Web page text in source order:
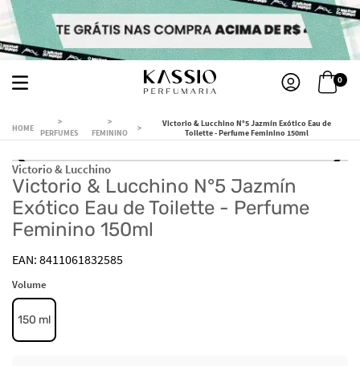
0
PERFUMES FEMININO
Victorio & Lucchino N°5 Jazmín Exótico Eau de
Toilette - Perfume Feminino 150ml
Victorio & Lucchino
Victorio & Lucchino N°5 Jazmín
Exótico Eau de Toilette - Perfume
Feminino 150ml
8411061832585
Volume
150 ml